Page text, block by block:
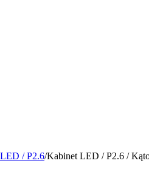
/ P2.6/Kabinet LED / P2.6 /